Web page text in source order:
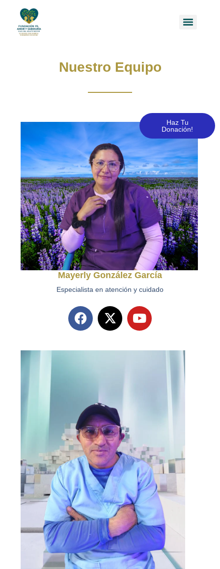
Nuestro Equipo
Mayerly González García
Especialista en atención y cuidado
Haz Tu
Donación!